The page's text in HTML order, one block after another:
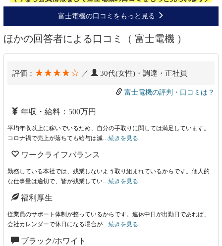
富士電機の口コミをもっと見る
ほかの回答者による口コミ（ 富士電機 ）
評価： ★★★★☆ ／ 30代(女性)・調達・正社員
富士電機の評判・口コミは？
年収・給料：500万円
平均年収以上に稼いでいるため、自分の手取りに関しては満足しています。
コロナ禍で売上が落ちても給与は減…続きを見る
ワークライフバランス
勤務している本社では、残業しないよう取り組まれているからです。個人的
な仕事量は適切で、皆が残業してい…続きを見る
福利厚生
従業員のサポート体制が整っているからです。連休中日が出勤日であれば、
会社カレンダーで休日になる場合が…続きを見る
ブラック/ホワイト